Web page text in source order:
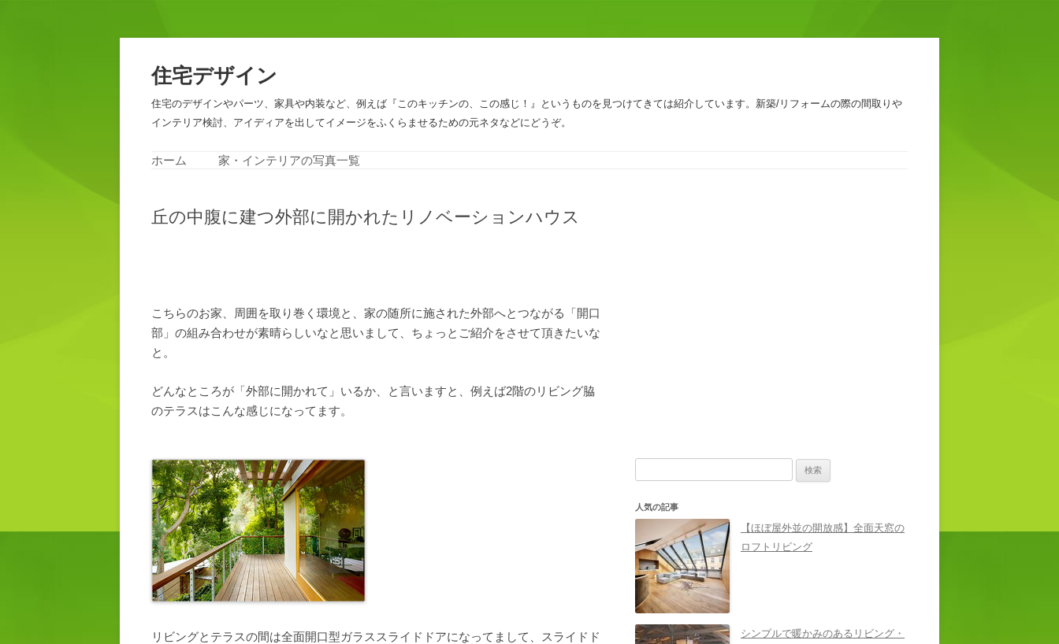
住宅デザイン
住宅のデザインやパーツ、家具や内装など、例えば『このキッチンの、この感じ！』というものを見つけてきては紹介しています。新築/リフォームの際の間取りや
インテリア検討、アイディアを出してイメージをふくらませるための元ネタなどにどうぞ。
ホーム 家・インテリアの写真一覧
丘の中腹に建つ外部に開かれたリノベーションハウス
こちらのお家、周囲を取り巻く環境と、家の随所に施された外部へとつながる「開口
部」の組み合わせが素晴らしいなと思いまして、ちょっとご紹介をさせて頂きたいな
と。
どんなところが「外部に開かれて」いるか、と言いますと、例えば2階のリビング脇
のテラスはこんな感じになってます。
リビングとテラスの間は全面開口型ガラススライドドアになってまして、スライドド
人気の記事
【ほぼ屋外並の開放感】全面天窓の
ロフトリビング
シンプルで暖かみのあるリビング・